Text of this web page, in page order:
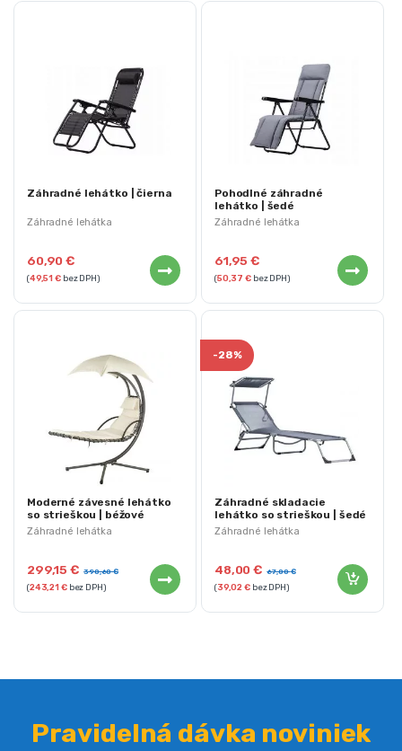
Záhradné lehátka
Záhradné lehátko | čierna
60,90€
(49,51€bez DPH)
Záhradné lehátka
Pohodlné záhradné
lehátko | šedé
61,95€
(50,37€bez DPH)
Záhradné lehátka
Moderné závesné lehátko
so strieškou | béžové
299,15€ 390,60€
(243,21€bez DPH)
Záhradné lehátka
-28%
Záhradné skladacie
lehátko so strieškou | šedé
48,00€ 67,00€
(39,02€bez DPH)
Pravidelná dávka noviniek